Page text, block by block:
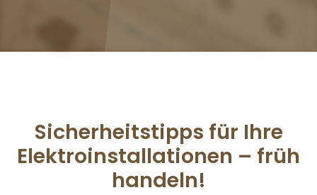
Sicherheitstipps für Ihre
Elektroinstallationen – früh
handeln!